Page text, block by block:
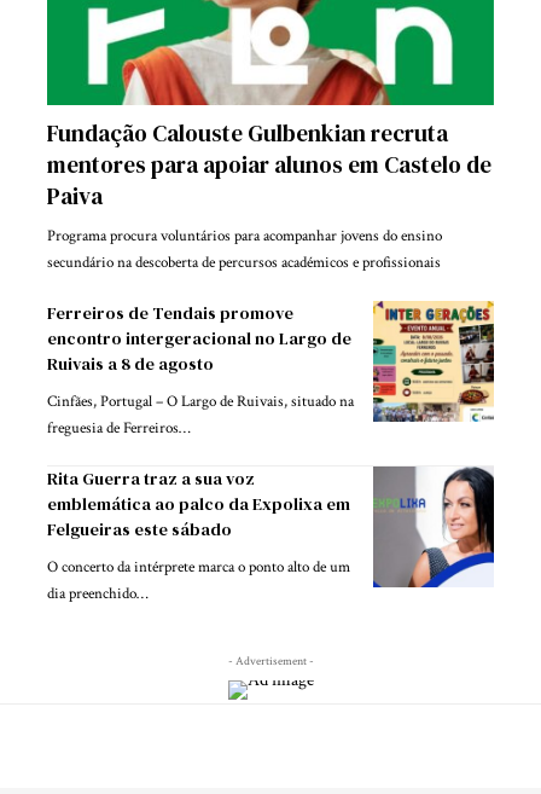
Fundação Calouste Gulbenkian recruta
mentores para apoiar alunos em Castelo de
Paiva
Programa procura voluntários para acompanhar jovens do ensino
secundário na descoberta de percursos académicos e profissionais
Ferreiros de Tendais promove
encontro intergeracional no Largo de
Ruivais a 8 de agosto
Cinfães, Portugal – O Largo de Ruivais, situado na
freguesia de Ferreiros…
Rita Guerra traz a sua voz
emblemática ao palco da Expolixa em
Felgueiras este sábado
O concerto da intérprete marca o ponto alto de um
dia preenchido…
- Advertisement -